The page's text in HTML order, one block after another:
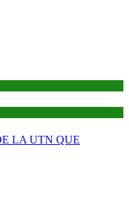
LA UTN QUE